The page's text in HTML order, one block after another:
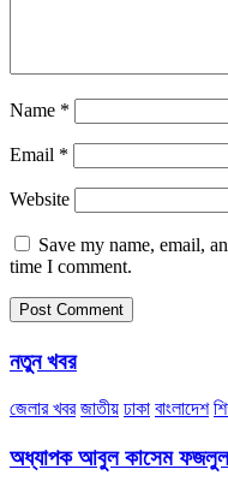
Name *
Email *
Website
Save my name, email,
time I comment.
নতুন খবর
জেলার খবর জাতীয় ঢাকা বাংলাদেশ
অধ্যাপক আবুল কাসেম